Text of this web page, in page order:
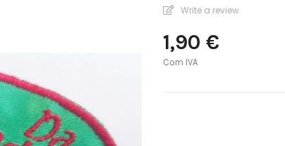
Write a review
1,90 €
Com IVA